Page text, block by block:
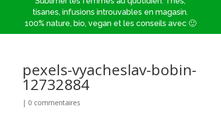
tisanes, infusions introuvables en magasin.
100% nature, bio, vegan et les conseils avec 🙂
pexels-vyacheslav-bobin-
12732884
| 0 commentaires